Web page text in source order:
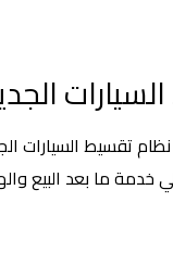
تقسيط السيارات
خدمة ما بعد البيع